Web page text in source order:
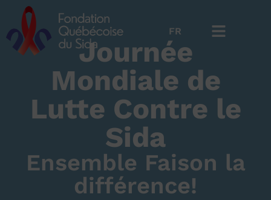
FR
EN
Journée
Mondiale de
Lutte Contre le
Sida
Ensemble Faison la
différence!